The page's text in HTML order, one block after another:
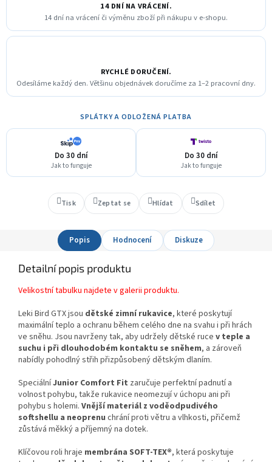
14 DNÍ NA VRÁCENÍ.
14 dní na vrácení či výměnu zboží při nákupu v e-shopu.
RYCHLÉ DORUČENÍ.
Odesíláme každý den. Většinu objednávek doručíme za 1–2 pracovní dny.
SPLÁTKY A ODLOŽENÁ PLATBA
Do 30 dní
Jak to funguje
Do 30 dní
Jak to funguje
Tisk Zeptat se Hlídat Sdílet
Popis Hodnocení Diskuze
Detailní popis produktu
Velikostní tabulku najdete v galerii produktu.
Leki Bird GTX jsou dětské zimní rukavice, které poskytují
maximální teplo a ochranu během celého dne na svahu i při hrách
ve sněhu. Jsou navrženy tak, aby udržely dětské ruce v teple a
suchu i při dlouhodobém kontaktu se sněhem, a zároveň
nabídly pohodlný střih přizpůsobený dětským dlaním.
SpeciálníJunior Comfort Fit zaručuje perfektní padnutí a
volnost pohybu, takže rukavice neomezují v úchopu ani při
pohybu s holemi. Vnější materiál z voděodpudivého
softshellu a neoprenu chrání proti větru a vlhkosti, přičemž
zůstává měkký a příjemný na dotek.
Klíčovou roli hraje membrána SOFT-TEX®, která poskytuje